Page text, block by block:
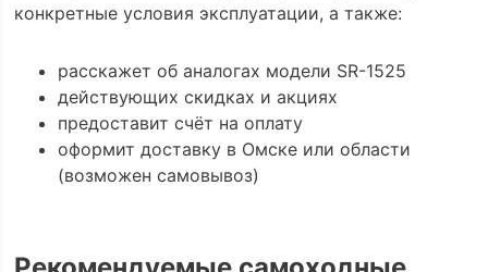
конкретные условия эксплуатации, а также:
расскажет об аналогах модели SR-1525
действующих скидках и акциях
предоставит счёт на оплату
оформит доставку в Омске или области
(возможен самовывоз)